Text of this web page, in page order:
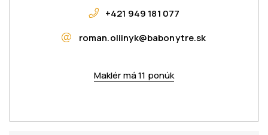
+421 949 181 077
roman.oliinyk@babonytre.sk
Maklér má 11 ponúk